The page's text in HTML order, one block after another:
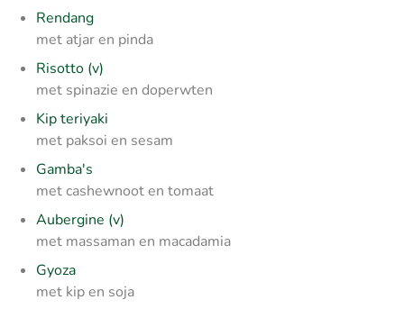
Rendang
met atjar en pinda
Risotto (v)
met spinazie en doperwten
Kip teriyaki
met paksoi en sesam
Gamba's
met cashewnoot en tomaat
Aubergine (v)
met massaman en macadamia
Gyoza
met kip en soja